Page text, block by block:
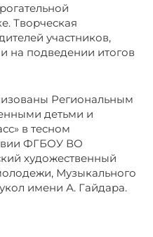
Творческая
участников,
на подведении итогов
Региональным
детьми и
в тесном
ФГБОУ ВО
художественный
Музыкального
имени А. Гайдара.